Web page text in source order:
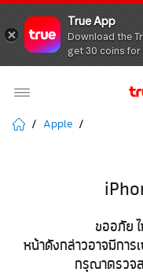
True App
Download the
get 30 coins for
Apple
ขออภัย
หน้าดังกล่าวอาจมีกา
กรุณาตรวจ